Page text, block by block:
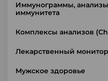
Иммунограммы,
иммунитета
Комплексы анализов
Лекарственный
Мужское здоровье